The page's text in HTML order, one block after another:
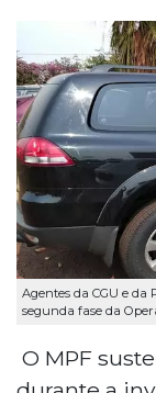
Agentes da CGU e da
segunda fase da
O MPF